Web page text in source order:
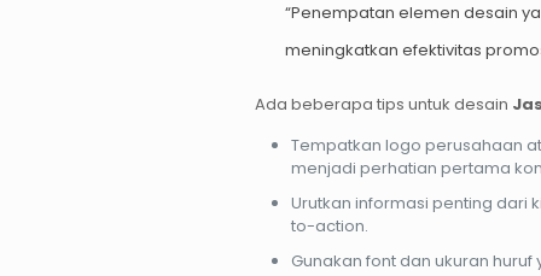
“Penempatan elemen desain
meningkatkan efektivitas
Ada beberapa tips untuk desain
Tempatkan logo perusahaan
menjadi perhatian pertama
Urutkan informasi penting dari
to-action.
Gunakan font dan ukuran